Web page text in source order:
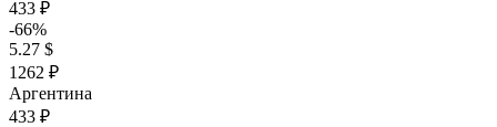
433 ₽
-66%
5.27 $
1262 ₽
Аргентина
433 ₽